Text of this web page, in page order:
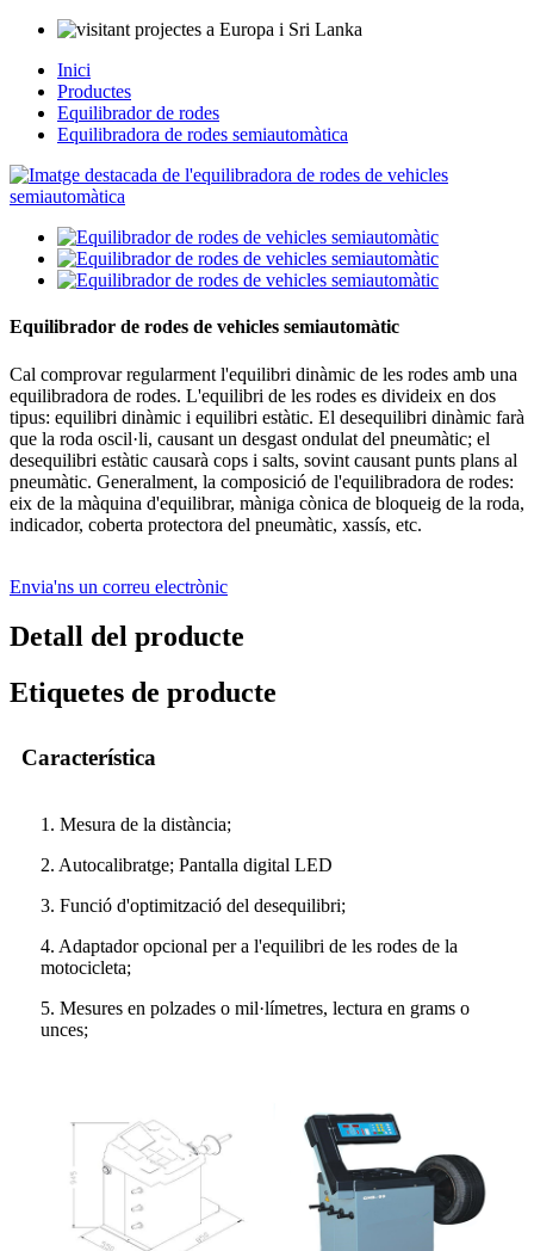
Inici
Productes
Equilibrador de rodes
Equilibradora de rodes semiautomàtica
Equilibrador de rodes de vehicles semiautomàtic
Cal comprovar regularment l'equilibri dinàmic de les rodes amb una
equilibradora de rodes. L'equilibri de les rodes es divideix en dos
tipus: equilibri dinàmic i equilibri estàtic. El desequilibri dinàmic farà
que la roda oscil·li, causant un desgast ondulat del pneumàtic; el
desequilibri estàtic causarà cops i salts, sovint causant punts plans al
pneumàtic. Generalment, la composició de l'equilibradora de rodes:
eix de la màquina d'equilibrar, màniga cònica de bloqueig de la roda,
indicador, coberta protectora del pneumàtic, xassís, etc.
Envia'ns un correu electrònic
Detall del producte
Etiquetes de producte
Característica
1. Mesura de la distància;
2. Autocalibratge; Pantalla digital LED
3. Funció d'optimització del desequilibri;
4. Adaptador opcional per a l'equilibri de les rodes de la
motocicleta;
5. Mesures en polzades o mil·límetres, lectura en grams o
unces;